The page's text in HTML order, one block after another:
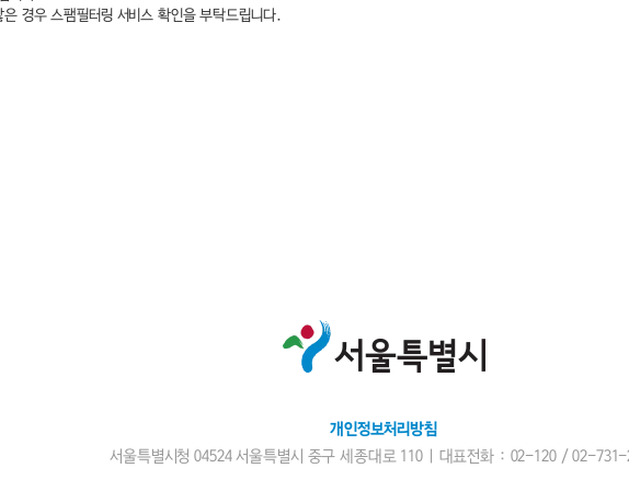
경우 스팸필터링 서비스 확인을 부탁드립니다.
개인정보처리방침
서울특별시청 04524 서울특별시 중구 세종대로 110 | 대표전화 : 02-120 /02-731-